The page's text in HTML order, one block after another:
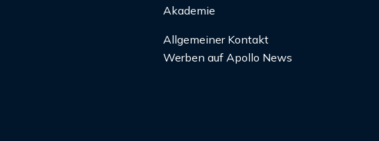
Akademie
Allgemeiner Kontakt
Werben auf Apollo News